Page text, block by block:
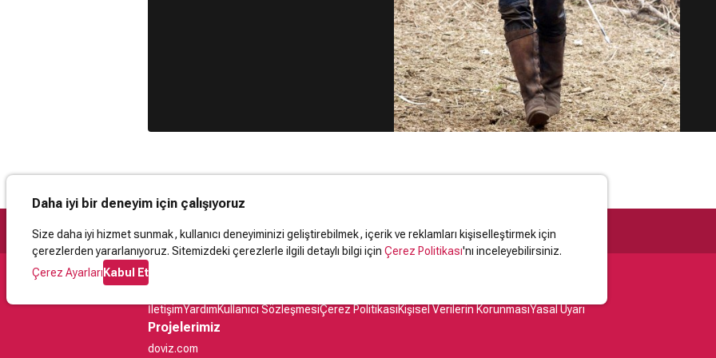
Daha iyi bir deneyim için çalışıyoruz
Size daha iyi hizmet sunmak, kullanıcı deneyiminizi geliştirebilmek, içerik ve reklamları kişiselleştirmek için
çerezlerden yararlanıyoruz. Sitemizdeki çerezlerle ilgili detaylı bilgi için Çerez Politikası'nı inceleyebilirsiniz.
Çerez AyarlarıKabul Et
Destek
İletişimYardımKullanıcı SözleşmesiÇerez PolitikasıKişisel Verilerin KorunmasıYasal Uyarı
Projelerimiz
doviz.com